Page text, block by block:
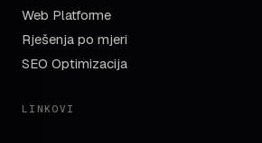
Web Platforme
Rješenja po mjeri
SEO Optimizacija
LINKOVI